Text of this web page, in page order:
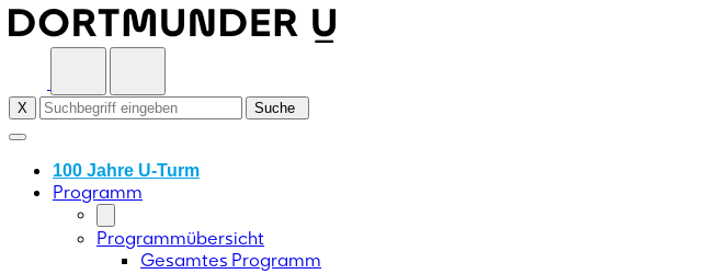
Skip
to
X Suche
100 Jahre U-Turm
Programm
Programmübersicht
Gesamtes Programm